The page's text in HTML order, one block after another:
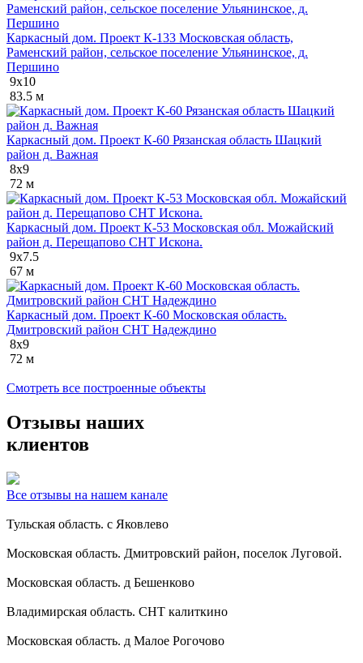
Каркасный дом. Проект К-133 Московская область,
Раменский район, сельское поселение Ульянинское, д.
Першино
9x10
83.5 м
Каркасный дом. Проект К-60 Рязанская область Шацкий
район д. Важная
8x9
72 м
Каркасный дом. Проект К-53 Московская обл. Можайский
район д. Перещапово СНТ Искона.
9x7.5
67 м
Каркасный дом. Проект К-60 Московская область.
Дмитровский район СНТ Надеждино
8x9
72 м
Смотреть все построенные объекты
Отзывы наших
клиентов
Все отзывы на нашем канале
Тульская область. с Яковлево
Московская область. Дмитровский район, поселок Луговой.
Московская область. д Бешенково
Владимирская область. СНТ калиткино
Московская область. д Малое Рогочово